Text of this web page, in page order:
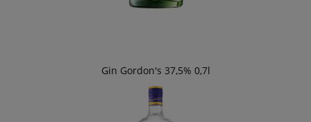
Gin Gordon's 37,5% 0,7l